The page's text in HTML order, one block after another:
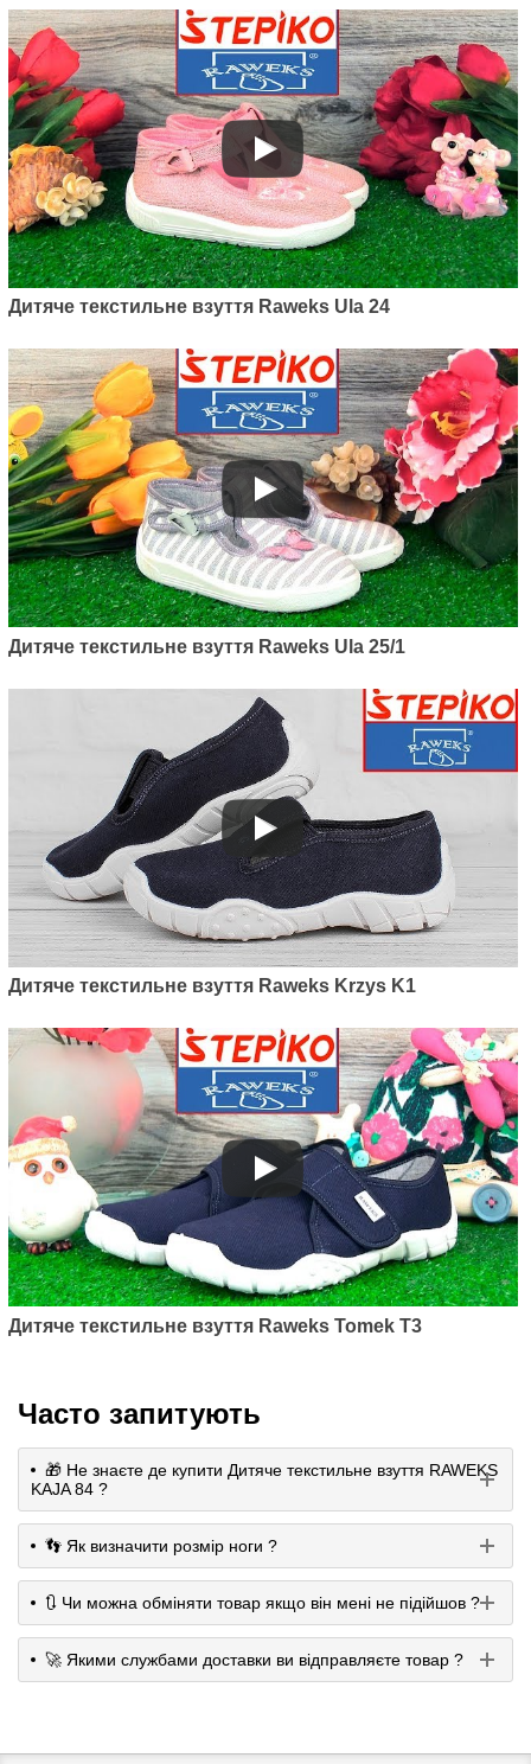
Дитяче текстильне взуття Raweks Ula 24
Дитяче текстильне взуття Raweks Ula 25/1
Дитяче текстильне взуття Raweks Krzys K1
Дитяче текстильне взуття Raweks Tomek T3
Часто запитують
🎁 Не знаєте де купити Дитяче текстильне взуття RAWEKS
KAJA 84 ?
👣 Як визначити розмір ноги ?
🔃 Чи можна обміняти товар якщо він мені не підійшов ?
🚀 Якими службами доставки ви відправляєте товар ?